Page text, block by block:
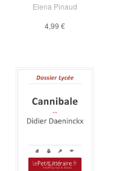
Elena Pinaud
4,99 €